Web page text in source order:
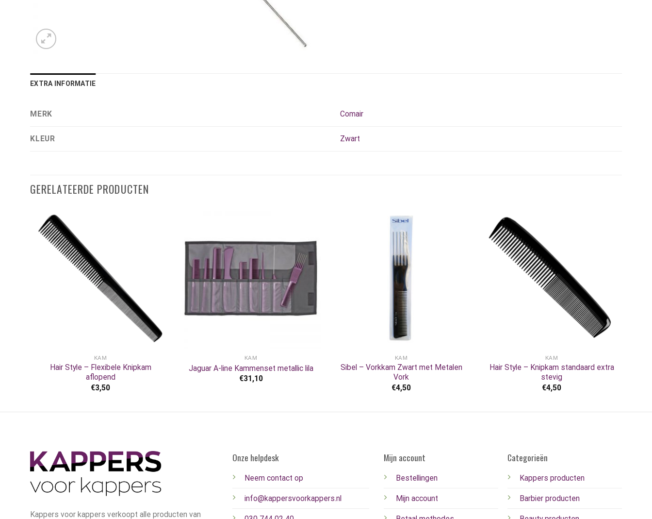
EXTRA INFORMATIE
MERK Comair
KLEUR Zwart
GERELATEERDE PRODUCTEN
KAM
Hair Style – Flexibele Knipkam
aflopend
€3,50
KAM
Jaguar A-line Kammenset metallic lila
€31,10
KAM
Sibel – Vorkkam Zwart met Metalen
Vork
€4,50
KAM
Hair Style – Knipkam standaard extra
stevig
€4,50
Kappers voor kappers verkoopt alle producten van
Onze helpdesk
Neem contact op
info@kappersvoorkappers.nl
Mijn account
Bestellingen
Mijn account
Categorieën
Kappers producten
Barbier producten